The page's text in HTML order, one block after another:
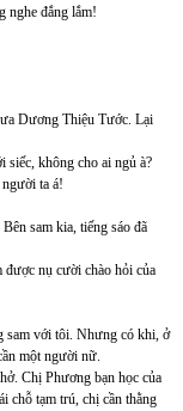
nghe đắng lắm!
Dương Thiệu Tước. Lại
siếc, không cho ai ngủ à?
ta á!
sam kia, tiếng sáo đã
được nụ cười chào hỏi của
sam với tôi. Nhưng có khi, ở
một người nữ.
Chị Phương bạn học của
chỗ tạm trú, chị cần thằng